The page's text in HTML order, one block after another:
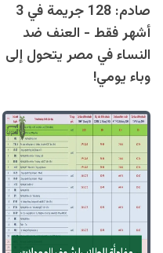
صادم: 128 جريمة في 3
أشهر فقط - العنف ضد
النساء في مصر يتحول إلى
وباء يومي!